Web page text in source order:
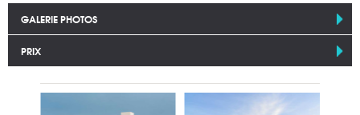
GALERIE PHOTOS
PRIX